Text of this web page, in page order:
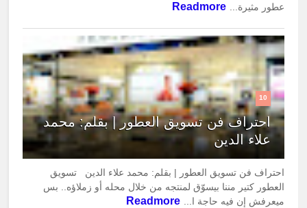
عطور مثيرة... Readmore
10
احتراف فن تسويق العطور | بقلم: محمد
علاء الدين
احتراف فن تسويق العطور | بقلم: محمد علاء الدين تسويق
العطور كتير مننا بيسوّق لمنتجه من خلال محله أو زملاؤه.. بس
ميعرفش إن فيه حاجة ا... Readmore